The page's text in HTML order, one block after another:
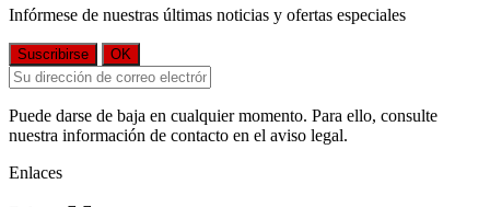
Infórmese de nuestras últimas noticias y ofertas especiales
Puede darse de baja en cualquier momento. Para ello, consulte
nuestra información de contacto en el aviso legal.
Enlaces